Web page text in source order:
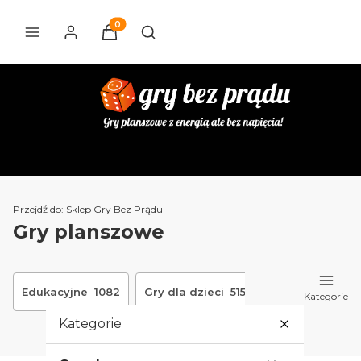
Produkty w koszyku: 0. Zobacz szczegóły
Otwórz wyszukiwarkę
Przejdź do: Sklep Gry Bez Prądu
Gry planszowe
Edukacyjne 1082 Gry dla dzieci 515 Smart Games
Kategorie
Kategorie